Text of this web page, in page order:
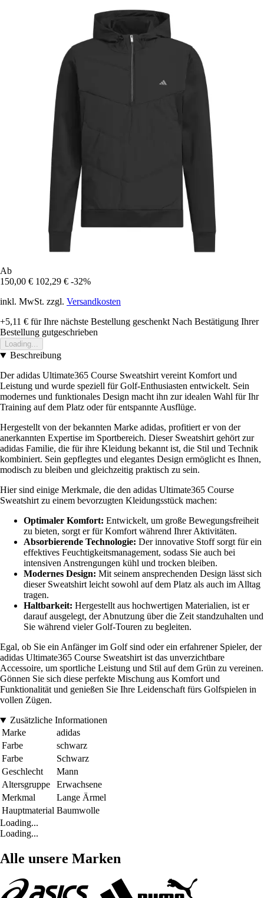
Ab
150,00 € 102,29 € -32%
inkl. MwSt. zzgl. Versandkosten
+5,11 € für Ihre nächste Bestellung geschenkt Nach Bestätigung Ihrer
Bestellung gutgeschrieben
Loading...
Beschreibung
Der adidas Ultimate365 Course Sweatshirt vereint Komfort und
Leistung und wurde speziell für Golf-Enthusiasten entwickelt. Sein
modernes und funktionales Design macht ihn zur idealen Wahl für Ihr
Training auf dem Platz oder für entspannte Ausflüge.
Hergestellt von der bekannten Marke adidas, profitiert er von der
anerkannten Expertise im Sportbereich. Dieser Sweatshirt gehört zur
adidas Familie, die für ihre Kleidung bekannt ist, die Stil und Technik
kombiniert. Sein gepflegtes und elegantes Design ermöglicht es Ihnen,
modisch zu bleiben und gleichzeitig praktisch zu sein.
Hier sind einige Merkmale, die den adidas Ultimate365 Course
Sweatshirt zu einem bevorzugten Kleidungsstück machen:
Optimaler Komfort: Entwickelt, um große Bewegungsfreiheit
zu bieten, sorgt er für Komfort während Ihrer Aktivitäten.
Absorbierende Technologie: Der innovative Stoff sorgt für ein
effektives Feuchtigkeitsmanagement, sodass Sie auch bei
intensiven Anstrengungen kühl und trocken bleiben.
Modernes Design: Mit seinem ansprechenden Design lässt sich
dieser Sweatshirt leicht sowohl auf dem Platz als auch im Alltag
tragen.
Haltbarkeit: Hergestellt aus hochwertigen Materialien, ist er
darauf ausgelegt, der Abnutzung über die Zeit standzuhalten und
Sie während vieler Golf-Touren zu begleiten.
Egal, ob Sie ein Anfänger im Golf sind oder ein erfahrener Spieler, der
adidas Ultimate365 Course Sweatshirt ist das unverzichtbare
Accessoire, um sportliche Leistung und Stil auf dem Grün zu vereinen.
Gönnen Sie sich diese perfekte Mischung aus Komfort und
Funktionalität und genießen Sie Ihre Leidenschaft fürs Golfspielen in
vollen Zügen.
Zusätzliche Informationen
Marke
adidas
Farbe
schwarz
Farbe
Schwarz
Geschlecht
Mann
Altersgruppe
Erwachsene
Merkmal
Lange Ärmel
Hauptmaterial Baumwolle
Loading...
Loading...
Alle unsere Marken